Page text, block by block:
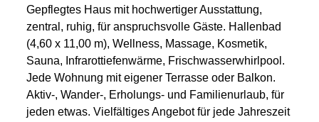
Gepflegtes Haus mit hochwertiger Ausstattung,
zentral, ruhig, für anspruchsvolle Gäste. Hallenbad
(4,60 x 11,00 m), Wellness, Massage, Kosmetik,
Sauna, Infrarottiefenwärme, Frischwasserwhirlpool.
Jede Wohnung mit eigener Terrasse oder Balkon.
Aktiv-, Wander-, Erholungs- und Familienurlaub, für
jeden etwas. Vielfältiges Angebot für jede Jahreszeit